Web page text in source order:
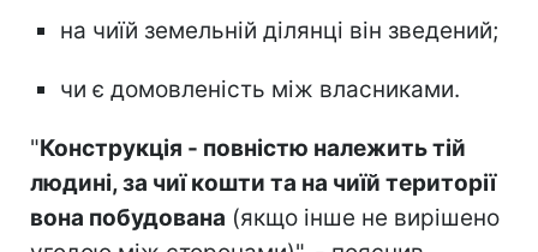
на чиїй земельній ділянці він зведений;
чи є домовленість між власниками.
"Конструкція - повністю належить тій
людині, за чиї кошти та на чиїй території
вона побудована (якщо інше не вирішено